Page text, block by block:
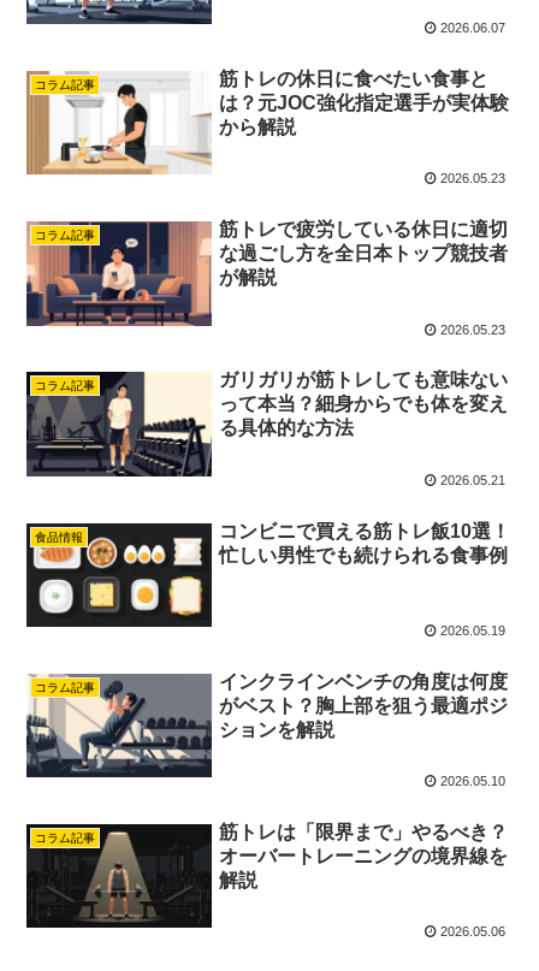
2026.06.07
コラム記事
筋トレの休日に食べたい食事と
は？元JOC強化指定選手が実体験
から解説
2026.05.23
コラム記事
筋トレで疲労している休日に適切
な過ごし方を全日本トップ競技者
が解説
2026.05.23
コラム記事
ガリガリが筋トレしても意味ない
って本当？細身からでも体を変え
る具体的な方法
2026.05.21
食品情報
コンビニで買える筋トレ飯10選！
忙しい男性でも続けられる食事例
2026.05.19
コラム記事
インクラインベンチの角度は何度
がベスト？胸上部を狙う最適ポジ
ションを解説
2026.05.10
コラム記事
筋トレは「限界まで」やるべき？
オーバートレーニングの境界線を
解説
2026.05.06